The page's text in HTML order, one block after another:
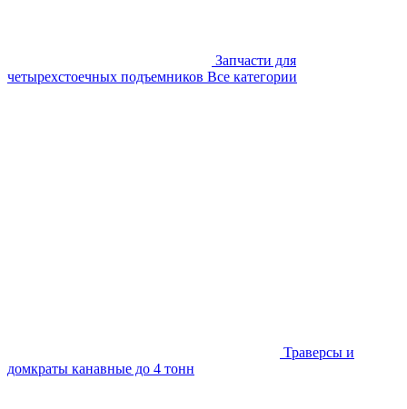
Запчасти для
четырехстоечных подъемников Все категории
Траверсы и
домкраты канавные до 4 тонн